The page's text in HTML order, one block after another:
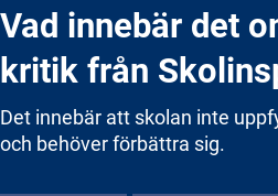
Vad innebär det
kritik från
Det innebär att skolan inte
och behöver förbättra sig.